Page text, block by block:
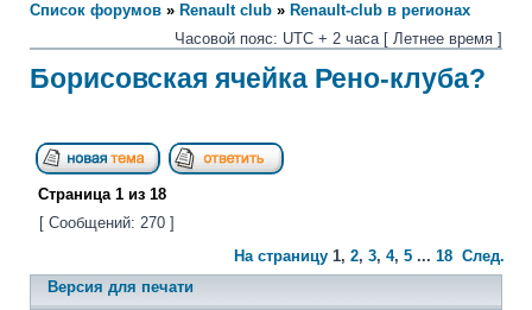
Список форумов » Renault club » Renault-club в регионах
Часовой пояс: UTC + 2 часа [ Летнее время ]
Борисовская ячейка Рено-клуба?
Страница 1 из 18
[ Сообщений: 270 ]
На страницу 1, 2, 3, 4, 5 ... 18 След.
Версия для печати